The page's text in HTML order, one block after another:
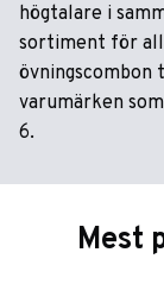
högtalare i
sortiment för
varumärken
6.
Mest